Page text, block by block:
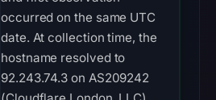
occurred on the same UTC
date. At collection time, the
hostname resolved to
92.243.74.3 on AS209242